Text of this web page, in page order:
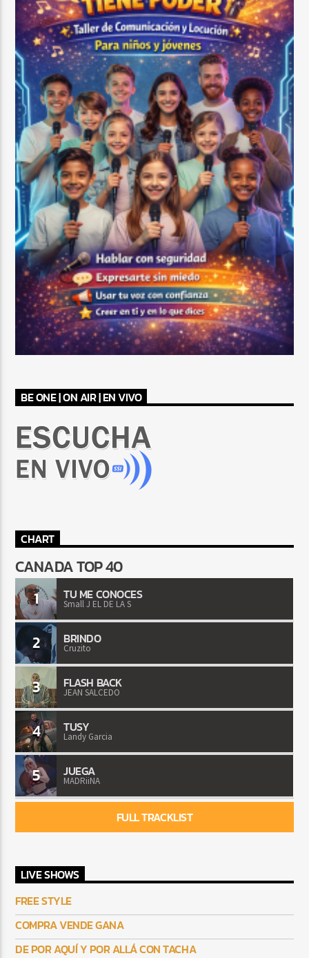
BE ONE | ON AIR | EN VIVO
CHART
CANADA TOP 40
1 TU ME CONOCES
Small J EL DE LA S
2 BRINDO
Cruzito
3 FLASH BACK
JEAN SALCEDO
4 TUSY
Landy Garcia
5 JUEGA
MADRiiNA
FULL TRACKLIST
LIVE SHOWS
FREE STYLE
COMPRA VENDE GANA
DE POR AQUÍ Y POR ALLÁ CON TACHA